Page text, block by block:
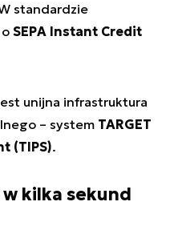
standardzie
SEPA Instant Credit
unijna infrastruktura
– system TARGET
(TIPS).
kilka sekund